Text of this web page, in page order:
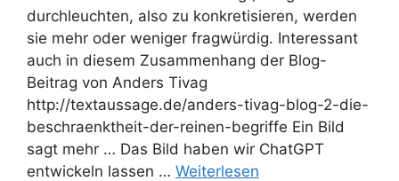
durchleuchten, also zu konkretisieren, werden
sie mehr oder weniger fragwürdig. Interessant
auch in diesem Zusammenhang der Blog-
Beitrag von Anders Tivag
http://textaussage.de/anders-tivag-blog-2-die-
beschraenktheit-der-reinen-begriffe Ein Bild
sagt mehr … Das Bild haben wir ChatGPT
entwickeln lassen … Weiterlesen